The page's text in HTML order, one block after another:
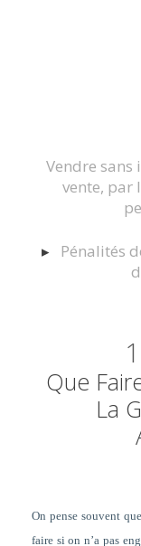
Vendre
vente, par
Pénalités
Que
La
On pense souvent
faire si on n’a pas